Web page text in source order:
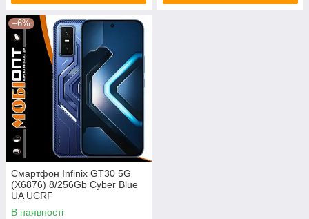
–6%
Смартфон Infinix GT30 5G
(X6876) 8/256Gb Cyber Blue
UA UCRF
В наявності